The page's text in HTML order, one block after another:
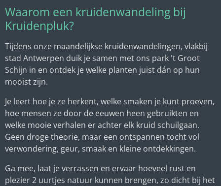
Waarom een kruidenwandeling bij
Kruidenpluk?
Tijdens onze maandelijkse kruidenwandelingen, vlakbij
stad Antwerpen duik je samen met ons park 't Groot
Schijn in en ontdek je welke planten juist dán op hun
mooist zijn.
Je leert hoe je ze herkent, welke smaken je kunt proeven,
hoe mensen ze door de eeuwen heen gebruikten en
welke mooie verhalen er achter elk kruid schuilgaan.
Geen droge theorie, maar een ontspannen tocht vol
verwondering, geur, smaak en kleine ontdekkingen.
Ga mee, laat je verrassen en ervaar hoeveel rust en
plezier 2 uurtjes natuur kunnen brengen, zo dicht bij het